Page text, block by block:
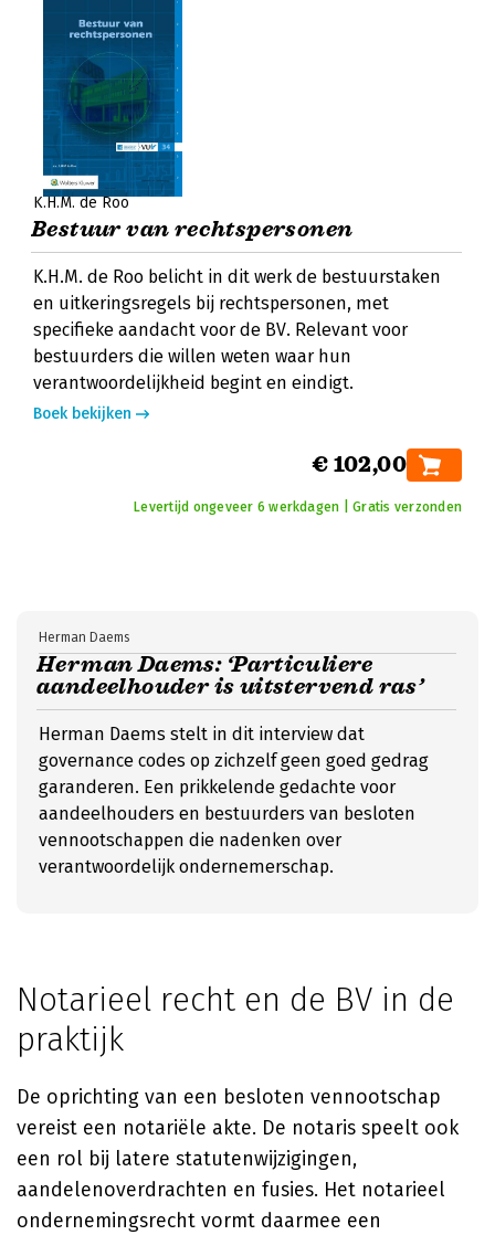
K.H.M. de Roo
Bestuur van rechtspersonen
K.H.M. de Roo belicht in dit werk de bestuurstaken
en uitkeringsregels bij rechtspersonen, met
specifieke aandacht voor de BV. Relevant voor
bestuurders die willen weten waar hun
verantwoordelijkheid begint en eindigt.
Boek bekijken
€ 102,00
Levertijd ongeveer 6 werkdagen | Gratis verzonden
Herman Daems: ‘Particuliere
aandeelhouder is uitstervend ras’
Herman Daems
Herman Daems stelt in dit interview dat
governance codes op zichzelf geen goed gedrag
garanderen. Een prikkelende gedachte voor
aandeelhouders en bestuurders van besloten
vennootschappen die nadenken over
verantwoordelijk ondernemerschap.
Notarieel recht en de BV in de
praktijk
De oprichting van een besloten vennootschap
vereist een notariële akte. De notaris speelt ook
een rol bij latere statutenwijzigingen,
aandelenoverdrachten en fusies. Het notarieel
ondernemingsrecht vormt daarmee een